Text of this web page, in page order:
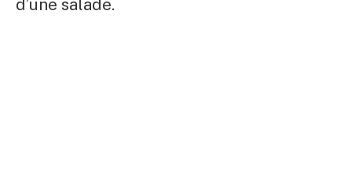
d’une salade.